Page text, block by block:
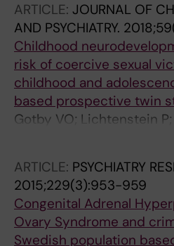
ARTICLE: JOURNAL OF
AND PSYCHIATRY.
Childhood
risk of coercive sexual
childhood and
based prospective twin
Gotby VO; Lichtenstein
ARTICLE: PSYCHIATRY
2015;229(3):953-959
Congenital Adrenal
Ovary Syndrome and
Swedish population